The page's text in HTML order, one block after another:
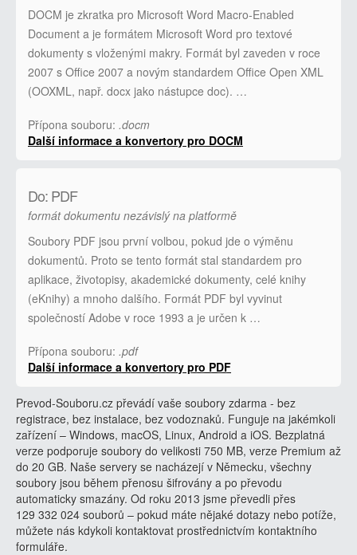
DOCM je zkratka pro Microsoft Word Macro-Enabled
Document a je formátem Microsoft Word pro textové
dokumenty s vloženými makry. Formát byl zaveden v roce
2007 s Office 2007 a novým standardem Office Open XML
(OOXML, např. docx jako nástupce doc). …
Přípona souboru: .docm
Další informace a konvertory pro DOCM
Do: PDF
formát dokumentu nezávislý na platformě
Soubory PDF jsou první volbou, pokud jde o výměnu
dokumentů. Proto se tento formát stal standardem pro
aplikace, životopisy, akademické dokumenty, celé knihy
(eKnihy) a mnoho dalšího. Formát PDF byl vyvinut
společností Adobe v roce 1993 a je určen k …
Přípona souboru: .pdf
Další informace a konvertory pro PDF
Prevod-Souboru.cz převádí vaše soubory zdarma - bez
registrace, bez instalace, bez vodoznaků. Funguje na jakémkoli
zařízení – Windows, macOS, Linux, Android a iOS. Bezplatná
verze podporuje soubory do velikosti 750 MB, verze Premium až
do 20 GB. Naše servery se nacházejí v Německu, všechny
soubory jsou během přenosu šifrovány a po převodu
automaticky smazány. Od roku 2013 jsme převedli přes
129 332 024 souborů – pokud máte nějaké dotazy nebo potíže,
můžete nás kdykoli kontaktovat prostřednictvím kontaktního
formuláře.